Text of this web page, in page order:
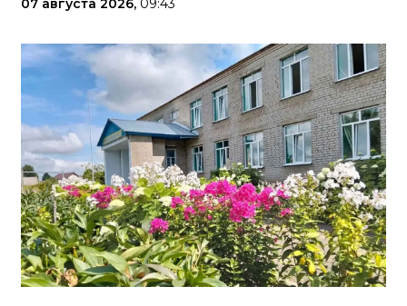
07 августа 2026, 09:43